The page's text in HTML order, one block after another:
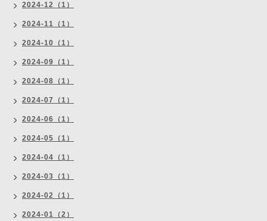
2024-12（1）
2024-11（1）
2024-10（1）
2024-09（1）
2024-08（1）
2024-07（1）
2024-06（1）
2024-05（1）
2024-04（1）
2024-03（1）
2024-02（1）
2024-01（2）